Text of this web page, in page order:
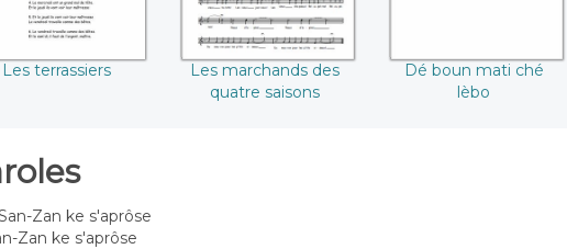
Les terrassiers
Les marchands des
quatre saisons
Dé boun mati ché
lèbo
Zan ke s'aprôse
Zan ke s'aprôse